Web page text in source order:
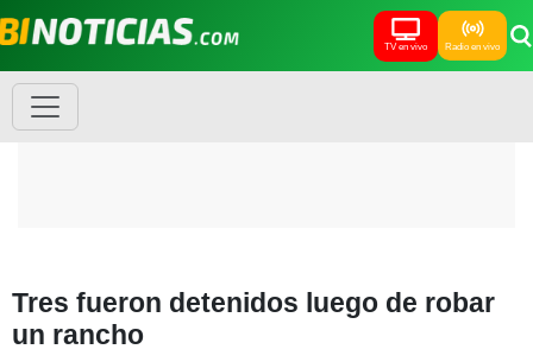
TV en vivo Radio en vivo
Tres fueron detenidos luego de robar
un rancho